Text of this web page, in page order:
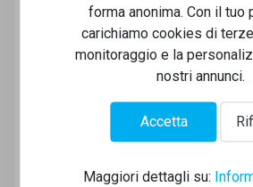
forma anonima. Con il tuo
carichiamo cookies di
monitoraggio e la
nostri annunci.
Accetta
Maggiori dettagli su: